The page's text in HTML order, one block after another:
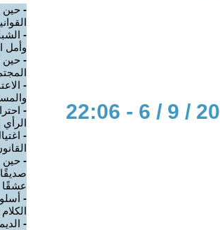
- حين
-
وأمل
- حين
-
-
الرأي
-
- حين
عشقًا
-
-